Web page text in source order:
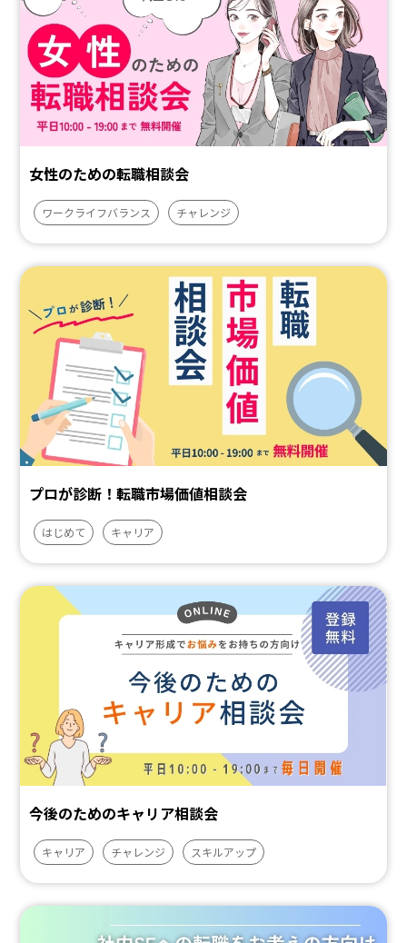
女性のための転職相談会
ワークライフバランス チャレンジ
プロが診断！転職市場価値相談会
はじめて キャリア
今後のためのキャリア相談会
キャリア チャレンジ スキルアップ